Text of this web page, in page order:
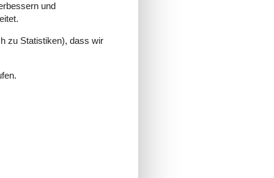
und
zu Statistiken), dass wir